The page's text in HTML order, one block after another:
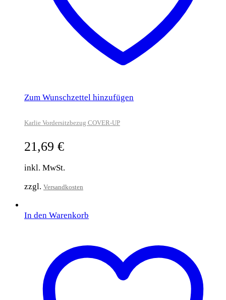
Zum Wunschzettel hinzufügen
Karlie Vordersitzbezug COVER-UP
21,69 €
inkl. MwSt.
zzgl. Versandkosten
In den Warenkorb